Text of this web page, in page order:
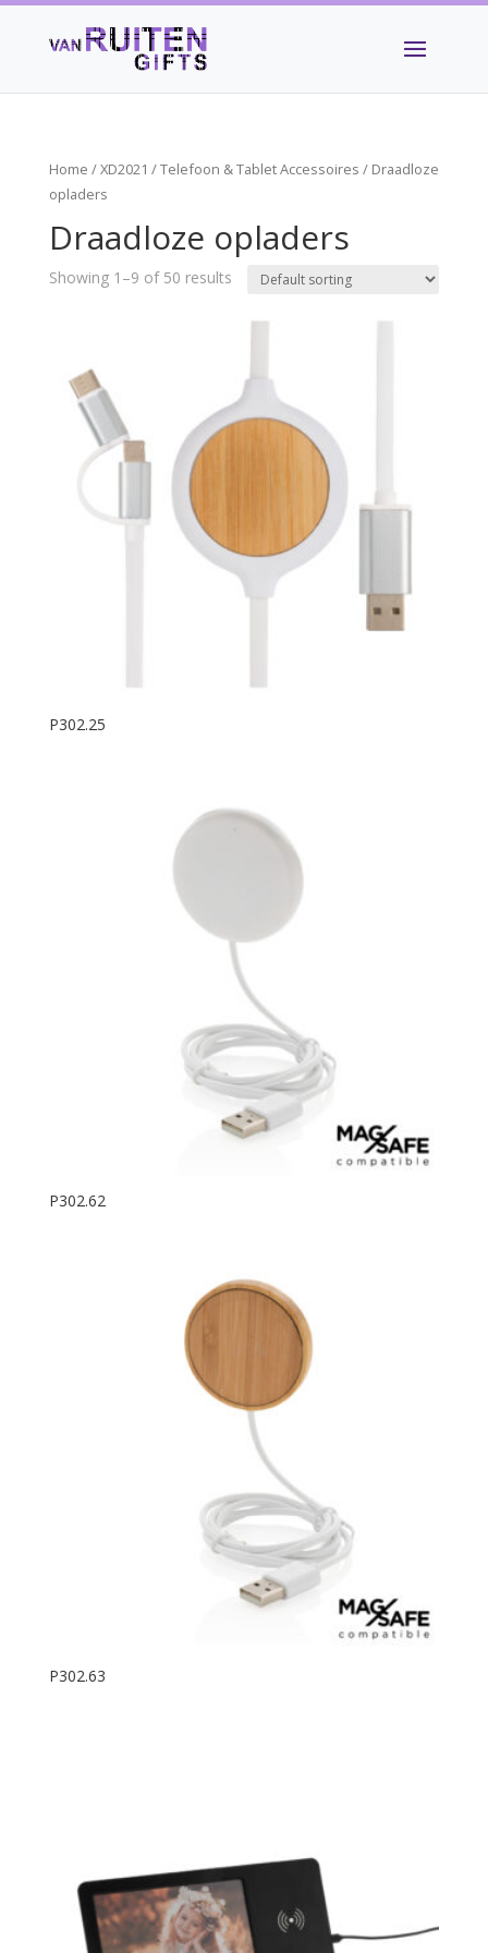
Home /XD2021 /Telefoon & Tablet Accessoires / Draadloze
opladers
Draadloze opladers
Showing 1–9 of 50 results
P302.25
P302.62
P302.63